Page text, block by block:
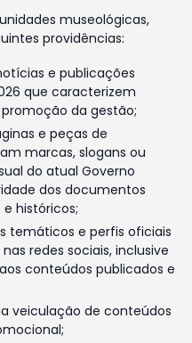
museológicas,
providências:
e publicações
que caracterizem
da gestão;
e peças de
marcas, slogans ou
do atual Governo
dos documentos
históricos;
temáticos e perfis oficiais
redes sociais, inclusive
conteúdos publicados e
veiculação de conteúdos